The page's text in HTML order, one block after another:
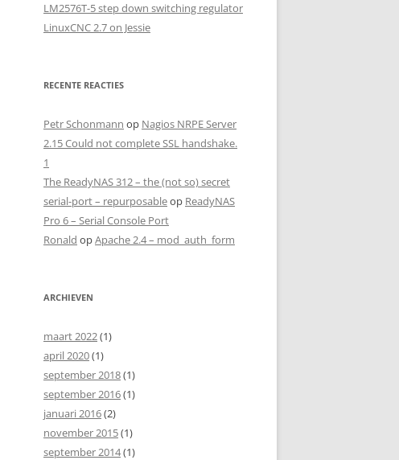
LM2576T-5 step down switching regulator
LinuxCNC 2.7 on Jessie
RECENTE REACTIES
Petr Schonmann op Nagios NRPE Server
2.15 Could not complete SSL handshake.
1
The ReadyNAS 312 – the (not so) secret
serial-port – repurposableop ReadyNAS
Pro 6 – Serial Console Port
Ronald opApache 2.4 – mod_auth_form
ARCHIEVEN
maart 2022(1)
april 2020(1)
september 2018(1)
september 2016(1)
januari 2016(2)
november 2015(1)
september 2014(1)